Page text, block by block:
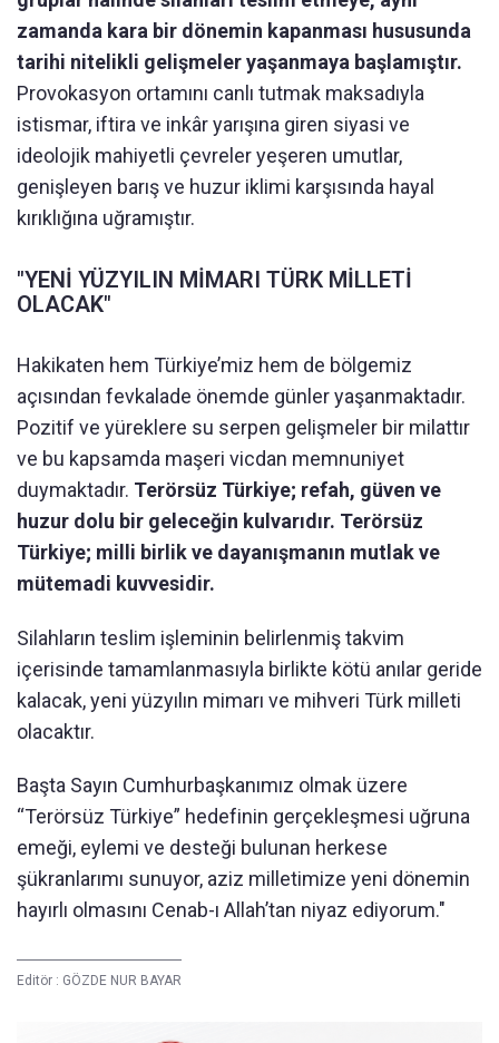
zamanda kara bir dönemin kapanması hususunda
tarihi nitelikli gelişmeler yaşanmaya başlamıştır.
Provokasyon ortamını canlı tutmak maksadıyla
istismar, iftira ve inkâr yarışına giren siyasi ve
ideolojik mahiyetli çevreler yeşeren umutlar,
genişleyen barış ve huzur iklimi karşısında hayal
kırıklığına uğramıştır.
"YENİ YÜZYILIN MİMARI TÜRK MİLLETİ
OLACAK"
Hakikaten hem Türkiye’miz hem de bölgemiz
açısından fevkalade önemde günler yaşanmaktadır.
Pozitif ve yüreklere su serpen gelişmeler bir milattır
ve bu kapsamda maşeri vicdan memnuniyet
duymaktadır. Terörsüz Türkiye; refah, güven ve
huzur dolu bir geleceğin kulvarıdır. Terörsüz
Türkiye; milli birlik ve dayanışmanın mutlak ve
mütemadi kuvvesidir.
Silahların teslim işleminin belirlenmiş takvim
içerisinde tamamlanmasıyla birlikte kötü anılar geride
kalacak, yeni yüzyılın mimarı ve mihveri Türk milleti
olacaktır.
Başta Sayın Cumhurbaşkanımız olmak üzere
“Terörsüz Türkiye” hedefinin gerçekleşmesi uğruna
emeği, eylemi ve desteği bulunan herkese
şükranlarımı sunuyor, aziz milletimize yeni dönemin
hayırlı olmasını Cenab-ı Allah’tan niyaz ediyorum."
Editör : GÖZDE NUR BAYAR